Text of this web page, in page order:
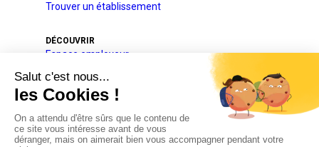
Trouver un établissement
DÉCOUVRIR
Espace employeur
Projets pédagogique et éducatif
Qui sommes-nous
Nos partenaires
Actualités